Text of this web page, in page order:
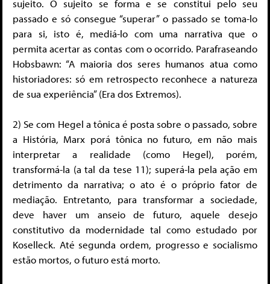
sujeito. O sujeito se forma e se constitui pelo seu
passado e só consegue “superar” o passado se toma-lo
para si, isto é, mediá-lo com uma narrativa que o
permita acertar as contas com o ocorrido. Parafraseando
Hobsbawn: “A maioria dos seres humanos atua como
historiadores: só em retrospecto reconhece a natureza
de sua experiência” (Era dos Extremos).
2) Se com Hegel a tônica é posta sobre o passado, sobre
a História, Marx porá tônica no futuro, em não mais
interpretar a realidade (como Hegel), porém,
transformá-la (a tal da tese 11); superá-la pela ação em
detrimento da narrativa; o ato é o próprio fator de
mediação. Entretanto, para transformar a sociedade,
deve haver um anseio de futuro, aquele desejo
constitutivo da modernidade tal como estudado por
Koselleck. Até segunda ordem, progresso e socialismo
estão mortos, o futuro está morto.